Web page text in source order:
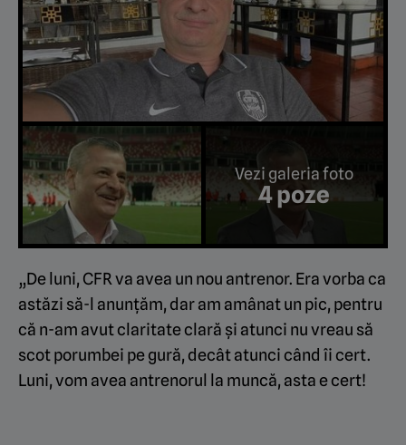
Vezi galeria foto
4 poze
„De luni, CFR va avea un nou antrenor. Era vorba ca
astăzi să-l anunțăm, dar am amânat un pic, pentru
că n-am avut claritate clară și atunci nu vreau să
scot porumbei pe gură, decât atunci când îi cert.
Luni, vom avea antrenorul la muncă, asta e cert!